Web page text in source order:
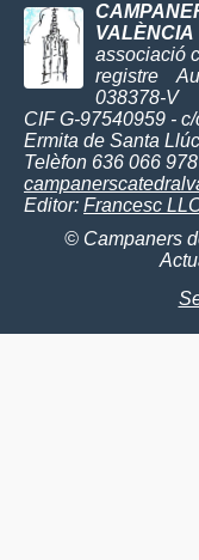
VALÈNCIA
associació
registre
038378-V
CIF G-97540959 -
Ermita de Santa
Telèfon 636 066
Editor: Francesc
© Campaners